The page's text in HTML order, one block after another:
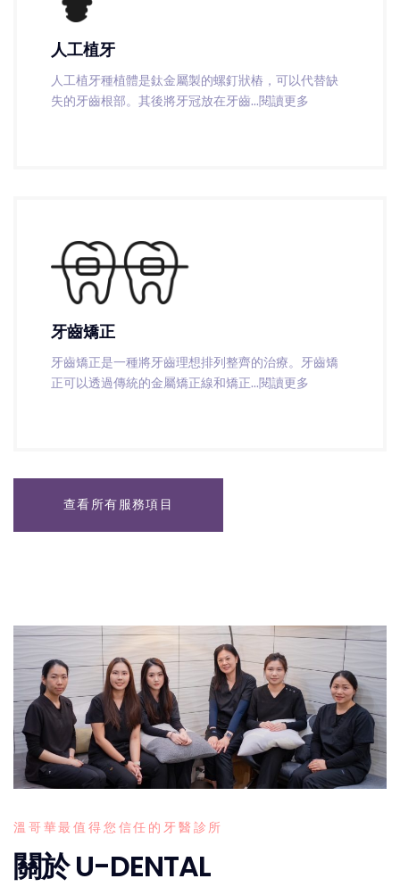
人工植牙
人工植牙種植體是鈦金屬製的螺釘狀樁，可以代替缺
失的牙齒根部。其後將牙冠放在牙齒...閱讀更多
牙齒矯正
牙齒矯正是一種將牙齒理想排列整齊的治療。牙齒矯
正可以透過傳統的金屬矯正線和矯正...閱讀更多
查看所有服務項目
溫哥華最值得您信任的牙醫診所
關於 U-DENTAL